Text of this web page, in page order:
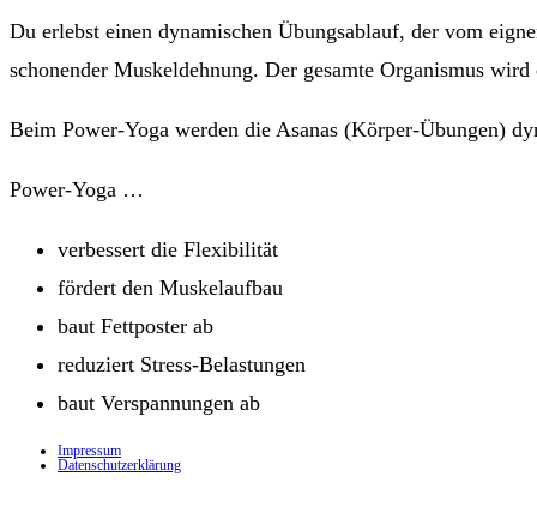
Du erlebst einen dynamischen Übungsablauf, der vom
schonender Muskeldehnung. Der gesamte Organismus
Beim Power-Yoga werden die Asanas (Körper-Übungen)
Power-Yoga …
verbessert die Flexibilität
fördert den Muskelaufbau
baut Fettposter ab
reduziert Stress-Belastungen
baut Verspannungen ab
Impressum
Datenschutz­erklärung